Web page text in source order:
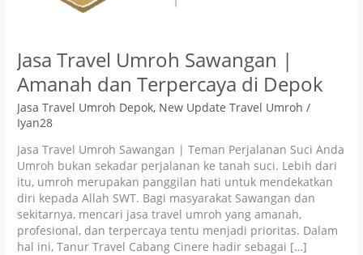
Jasa Travel Umroh Sawangan |
Amanah dan Terpercaya di Depok
Jasa Travel Umroh Depok, New Update Travel Umroh /
Iyan28
Jasa Travel Umroh Sawangan | Teman Perjalanan Suci Anda
Umroh bukan sekadar perjalanan ke tanah suci. Lebih dari
itu, umroh merupakan panggilan hati untuk mendekatkan
diri kepada Allah SWT. Bagi masyarakat Sawangan dan
sekitarnya, mencari jasa travel umroh yang amanah,
profesional, dan terpercaya tentu menjadi prioritas. Dalam
hal ini, Tanur Travel Cabang Cinere hadir sebagai […]